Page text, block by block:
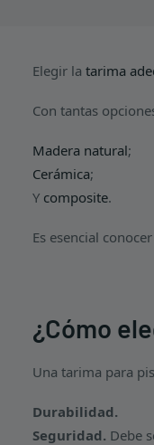
Elegir la tarima
Con tantas
Madera natural;
Cerámica;
Y composite.
Es esencial
¿Cómo
Una tarima para
Durabilidad.
Seguridad. Debe